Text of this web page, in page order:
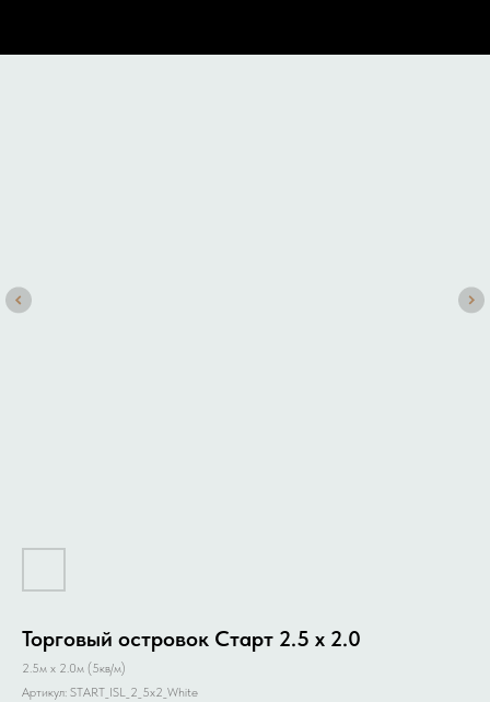
Торговый островок Старт 2.5 x 2.0
2.5м x 2.0м (5кв/м)
Артикул: START_ISL_2_5x2_White